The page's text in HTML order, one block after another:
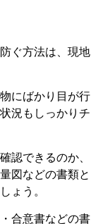
ぐ方法は、現地
にばかり目が行
況もしっかりチ
認できるのか、
図などの書類と
ょう。
合意書などの書